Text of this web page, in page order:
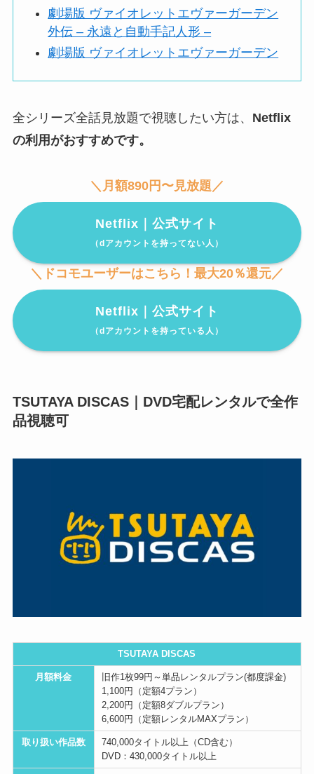
劇場版 ヴァイオレットエヴァーガーデン
外伝 – 永遠と自動手記人形 –
劇場版 ヴァイオレットエヴァーガーデン
全シリーズ全話見放題で視聴したい方は、 Netflix
の利用がおすすめです。
＼月額890円〜見放題／
Netflix｜公式サイト
（dアカウントを持ってない人）
＼ドコモユーザーはこちら！最大20％還元／
Netflix｜公式サイト
（dアカウントを持っている人）
TSUTAYA DISCAS｜DVD宅配レンタルで全作
品視聴可
TSUTAYA DISCAS
月額料金
旧作1枚99円～単品レンタルプラン(都度課金)
1,100円（定額4プラン）
2,200円（定額8ダブルプラン）
6,600円（定額レンタルMAXプラン）
取り扱い作品数
740,000タイトル以上（CD含む）
DVD：430,000タイトル以上